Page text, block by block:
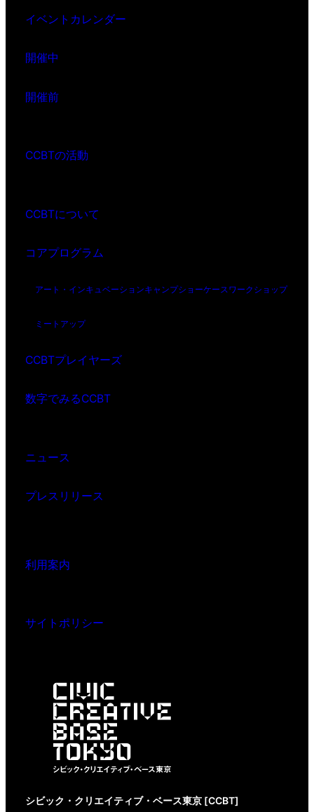
イベントカレンダー
開催中
開催前
CCBTの活動
CCBTについて
コアプログラム
アート・インキュベーションキャンプショーケースワークショップ
ミートアップ
CCBTプレイヤーズ
数字でみるCCBT
ニュース
プレスリリース
利用案内
サイトポリシー
シビック・クリエイティブ・ベース東京 [CCBT]